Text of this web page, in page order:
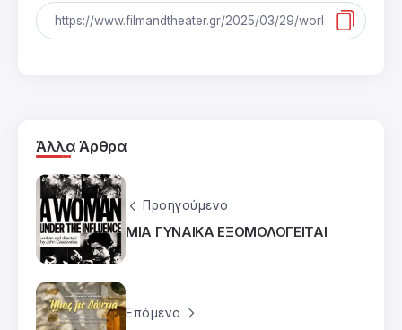
Άλλα Άρθρα
Προηγούμενο
ΜΙΑ ΓΥΝΑΙΚΑ ΕΞΟΜΟΛΟΓΕΙΤΑΙ
Επόμενο